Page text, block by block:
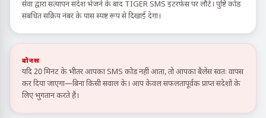
सेवा द्वारा सत्यापन संदेश भेजने के बाद TIGER SMS इंटरफ़ेस पर लौटें। पुष्टि कोड
संबंधित सक्रिय नंबर के पास स्पष्ट रूप से दिखाई देगा।
बोनस
यदि 20 मिनट के भीतर आपका SMS कोड नहीं आता, तो आपका बैलेंस स्वतः वापस
कर दिया जाएगा—बिना किसी सवाल के। आप केवल सफलतापूर्वक प्राप्त संदेशों के
लिए भुगतान करते हैं।